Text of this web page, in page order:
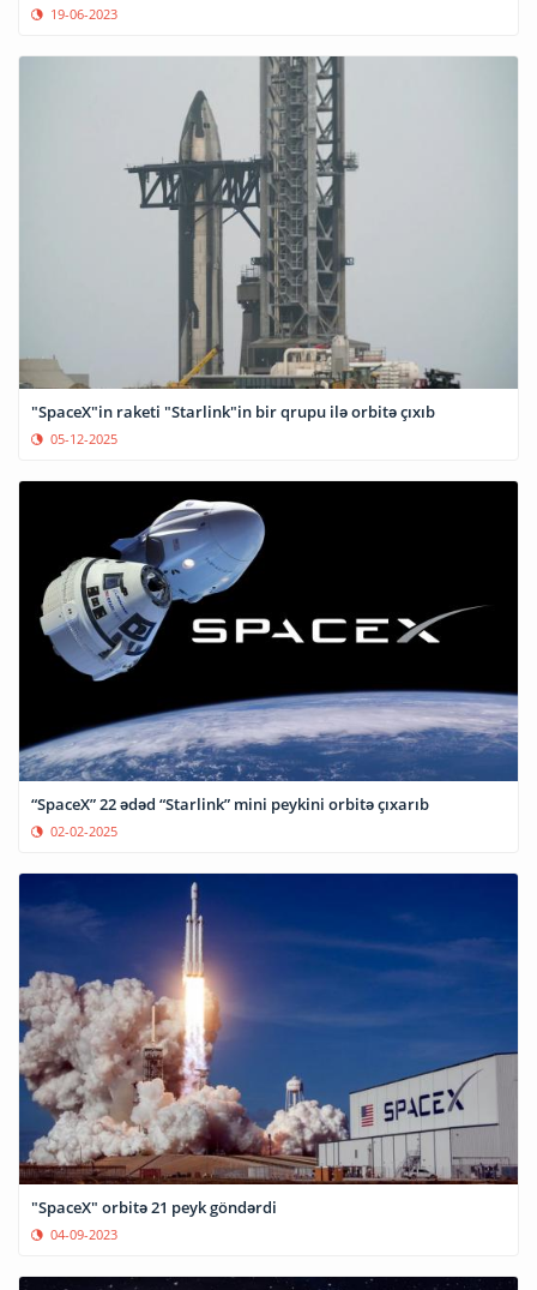
19-06-2023
"SpaceX"in raketi "Starlink"in bir qrupu ilə orbitə çıxıb
05-12-2025
“SpaceX” 22 ədəd “Starlink” mini peykini orbitə çıxarıb
02-02-2025
"SpaceX" orbitə 21 peyk göndərdi
04-09-2023